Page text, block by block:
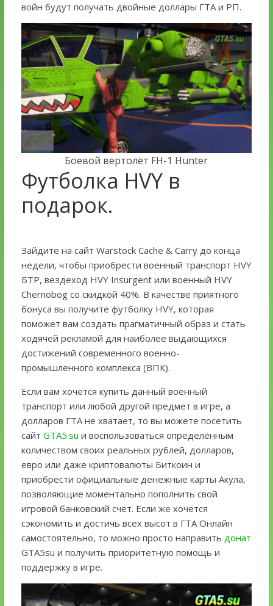
войн будут получать двойные доллары ГТА и РП.
Боевой вертолёт FH-1 Hunter
Футболка HVY в
подарок.
Зайдите на сайт Warstock Cache & Carry до конца
недели, чтобы приобрести военный транспорт HVY
БТР, вездеход HVY Insurgent или военный HVY
Chernobog со скидкой 40%. В качестве приятного
бонуса вы получите футболку HVY, которая
поможет вам создать прагматичный образ и стать
ходячей рекламой для наиболее выдающихся
достижений современного военно-
промышленного комплекса (ВПК).
Если вам хочется купить данный военный
транспорт или любой другой предмет в игре, а
долларов ГТА не хватает, то вы можете посетить
сайт GTA5.su и воспользоваться определённым
количеством своих реальных рублей, долларов,
евро или даже криптовалюты Биткоин и
приобрести официальные денежные карты Акула,
позволяющие моментально пополнить свой
игровой банковский счёт. Если же хочется
сэкономить и достичь всех высот в ГТА Онлайн
самостоятельно, то можно просто направить донат
GTA5su и получить приоритетную помощь и
поддержку в игре.